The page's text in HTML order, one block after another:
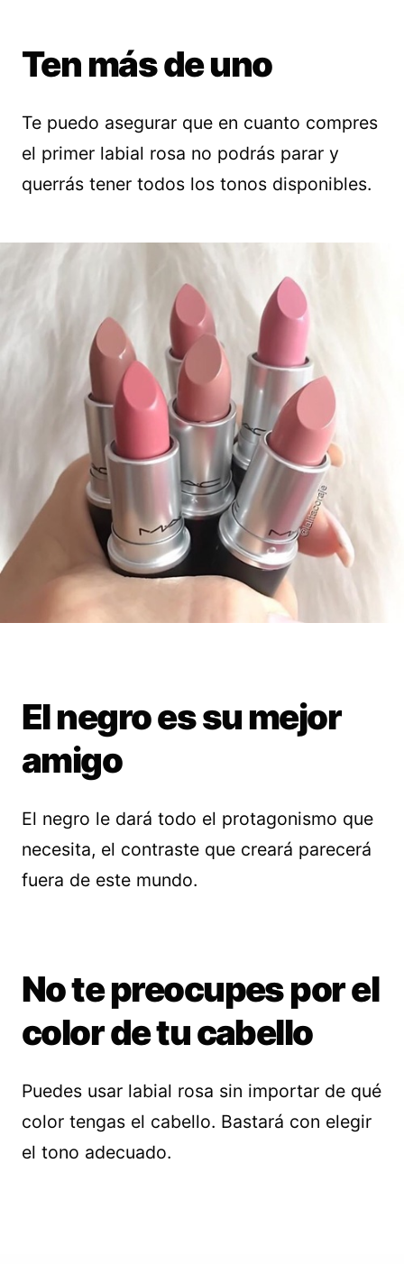
Ten más de uno
Te puedo asegurar que en cuanto compres
el primer labial rosa no podrás parar y
querrás tener todos los tonos disponibles.
El negro es su mejor
amigo
El negro le dará todo el protagonismo que
necesita, el contraste que creará parecerá
fuera de este mundo.
No te preocupes por el
color de tu cabello
Puedes usar labial rosa sin importar de qué
color tengas el cabello. Bastará con elegir
el tono adecuado.